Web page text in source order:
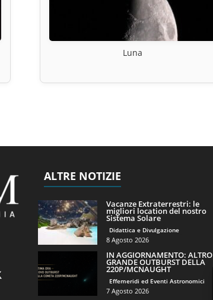
Luna
ALTRE NOTIZIE
Vacanze Extraterrestri: le
migliori location del nostro
Sistema Solare
Didattica e Divulgazione
8 Agosto 2026
IN AGGIORNAMENTO: ALTRO
GRANDE OUTBURST DELLA
220P/MCNAUGHT
Effemeridi ed Eventi Astronomici
7 Agosto 2026